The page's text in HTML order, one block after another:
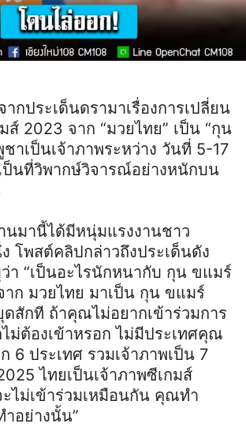
กประเด็นดรามาเรื่องการเปลี่ยน
ส์ 2023 จาก “มวยไทย” เป็น “กุน
าเป็นเจ้าภาพระหว่าง วันที่ 5-17
ป็นที่วิพากษ์วิจารณ์อย่างหนักบน
นมานี้ได้มีหนุ่มแรงงานชาว
โพสต์คลิปกล่าวถึงประเด็นดัง
า “เป็นอะไรนักหนากับ กุน ขแมร์
าก มวยไทย มาเป็น กุน ขแมร์
สักที ถ้าคุณไม่อยากเข้าร่วมการ
ม่ต้องเข้าหรอก ไม่มีประเทศคุณ
6 ประเทศ รวมเจ้าภาพเป็น 7
ไทยเป็นเจ้าภาพซีเกมส์
ไม่เข้าร่วมเหมือนกัน คุณทำ
ำอย่างนั้น”